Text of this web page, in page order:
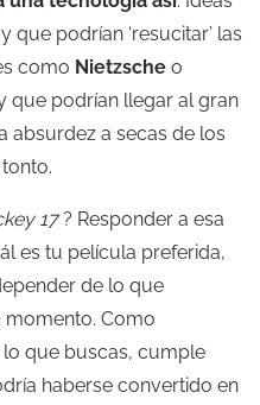
que podrían ‘resucitar’ las
como Nietzsche o
que podrían llegar al gran
absurdez a secas de los
17? Responder a esa
es tu película preferida,
de lo que
momento. Como
lo que buscas, cumple
haberse convertido en